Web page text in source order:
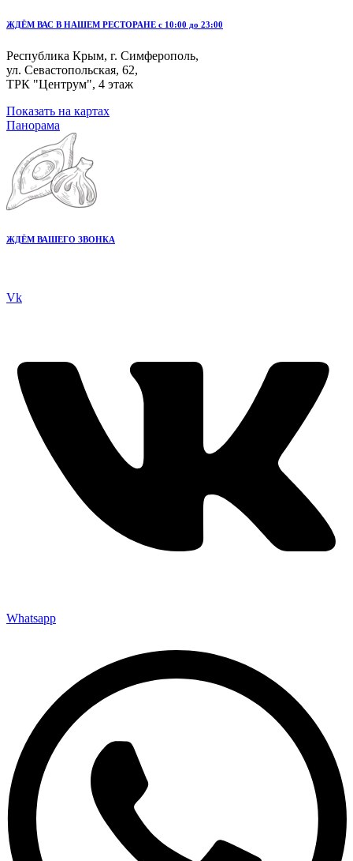
ЖДЁМ ВАС В НАШЕМ РЕСТОРАНЕ с 10:00 до 23:00
Республика Крым, г. Симферополь,
ул. Севастопольская, 62,
ТРК "Центрум", 4 этаж
Показать на картах
Панорама
ЖДЁМ ВАШЕГО ЗВОНКА
Vk
Whatsapp